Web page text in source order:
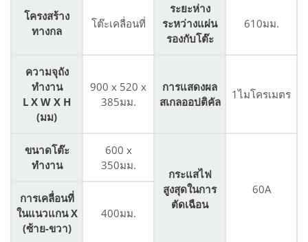
โครงสร้าง
ทางกล
โต๊ะเคลื่อนที่
ระยะห่าง
ระหว่างแผ่น
รองกับโต๊ะ
610มม.
ความจุถัง
ทำงาน
L X W X H
(มม)
900 x 520 x
385มม.
การแสดงผล
สเกลออปติคัล
1ไมโครเมตร
ขนาดโต๊ะ
ทำงาน
600 x
350มม.
กระแสไฟ
สูงสุดในการ
ตัดเฉือน
60A
การเคลื่อนที่
ในแนวแกน X
(ซ้าย-ขวา)
400มม.